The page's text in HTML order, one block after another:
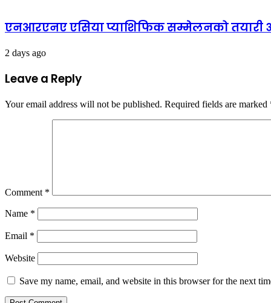
एनआरएनए एसिया प्याशिफिक सम्मेलनको तयारी
2 days ago
Leave a Reply
Your email address will not be published. Required fields are marked
Comment *
Name *
Email *
Website
Save my name, email, and website in this browser for the next